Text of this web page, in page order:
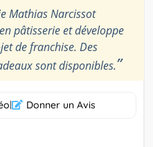
Mathias Narcissot
pâtisserie et développe
de franchise. Des
sont disponibles.”
| Donner un Avis